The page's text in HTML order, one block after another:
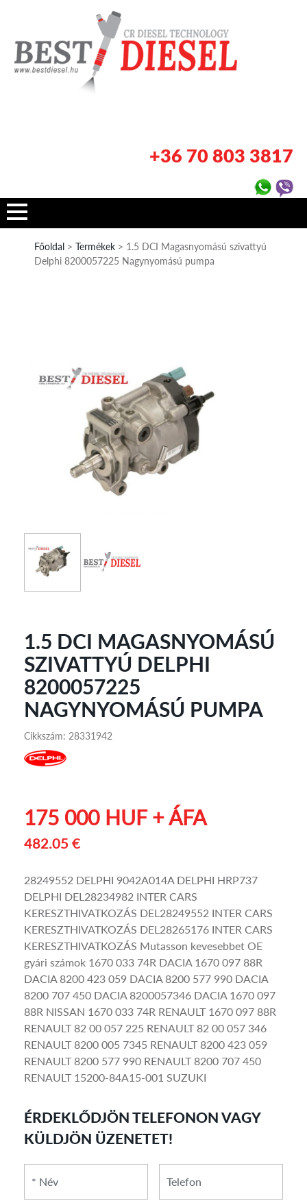
+36 70 803 3817
Főoldal > Termékek > 1.5 DCI Magasnyomású szivattyú
Delphi 8200057225 Nagynyomású pumpa
1.5 DCI MAGASNYOMÁSÚ
SZIVATTYÚ DELPHI
8200057225
NAGYNYOMÁSÚ PUMPA
Cikkszám: 28331942
175 000 HUF + ÁFA
482.05 €
28249552 DELPHI 9042A014A DELPHI HRP737
DELPHI DEL28234982 INTER CARS
KERESZTHIVATKOZÁS DEL28249552 INTER CARS
KERESZTHIVATKOZÁS DEL28265176 INTER CARS
KERESZTHIVATKOZÁS Mutasson kevesebbet OE
gyári számok 1670 033 74R DACIA 1670 097 88R
DACIA 8200 423 059 DACIA 8200 577 990 DACIA
8200 707 450 DACIA 8200057346 DACIA 1670 097
88R NISSAN 1670 033 74R RENAULT 1670 097 88R
RENAULT 82 00 057 225 RENAULT 82 00 057 346
RENAULT 8200 005 7345 RENAULT 8200 423 059
RENAULT 8200 577 990 RENAULT 8200 707 450
RENAULT 15200-84A15-001 SUZUKI
ÉRDEKLŐDJÖN TELEFONON VAGY
KÜLDJÖN ÜZENETET!
Név